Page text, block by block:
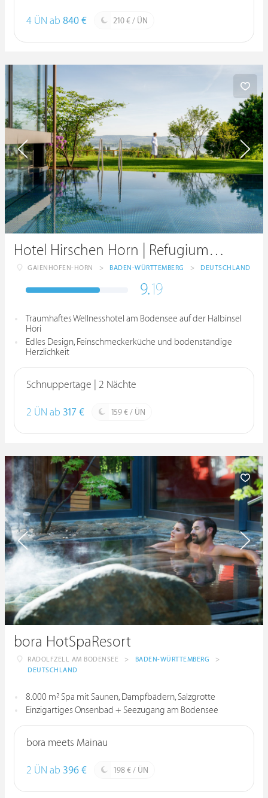
4 ÜN ab 840 € 210 € / ÜN
Hotel Hirschen Horn | Refugium am See
GAIENHOFEN-HORN > BADEN-WÜRTTEMBERG > DEUTSCHLAND
9.19
Traumhaftes Wellnesshotel am Bodensee auf der Halbinsel
Höri
Edles Design, Feinschmeckerküche und bodenständige
Herzlichkeit
Schnuppertage | 2 Nächte
2 ÜN ab 317 € 159 € / ÜN
bora HotSpaResort
RADOLFZELL AM BODENSEE > BADEN-WÜRTTEMBERG
>
DEUTSCHLAND
8.000 m² Spa mit Saunen, Dampfbädern, Salzgrotte
Einzigartiges Onsenbad + Seezugang am Bodensee
bora meets Mainau
2 ÜN ab 396 € 198 € / ÜN